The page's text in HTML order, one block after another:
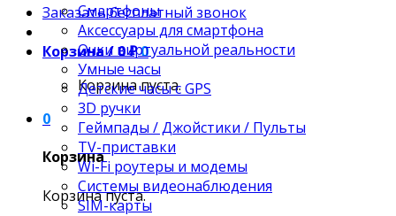
Заказать бесплатный звонок
Корзина /0₽0
Корзина пуста.
0
Корзина
Корзина пуста.
Смартфоны
Аксессуары для смартфона
Очки виртуальной реальности
Умные часы
Детские часы с GPS
3D ручки
Геймпады / Джойстики / Пульты
TV-приставки
Wi-Fi роутеры и модемы
Системы видеонаблюдения
SIM-карты